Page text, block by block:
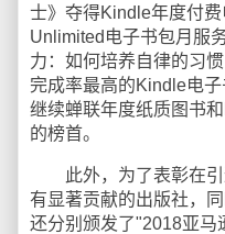
士》夺得Kindle年度付
Unlimited电子书包月服
力：如何培养自律的习
完成率最高的Kindle电
继续蝉联年度纸质图书
的榜首。
此外，为了表彰在引
有显著贡献的出版社，
还分别颁发了"2018亚马